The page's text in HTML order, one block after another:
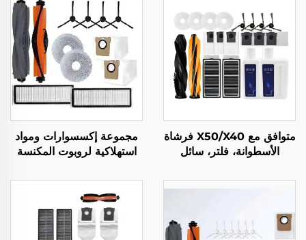
متوافق مع X50/X40 فرشاة
الأسطوانة، فلتر، سائل
Zhui Mi X50 إكسسوارات
مجموعة إكسسوارات ومواد
استهلاكية لروبوت المكنسة